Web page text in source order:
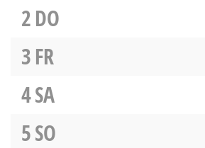
2DO
3FR
4SA
5SO